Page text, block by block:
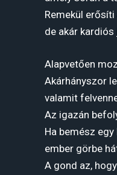
Remekül
de akár
Alapvetően
Akárhányszor
valamit
Az igazán
Ha bemész
ember görbe
A gond az,